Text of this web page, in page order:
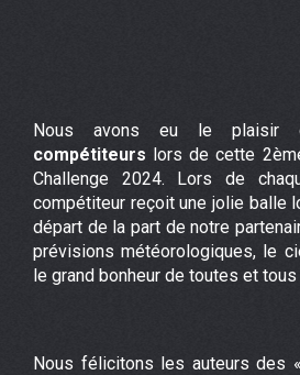
Nous avons eu le plaisir
compétiteurs lors de cette
Challenge 2024. Lors de
compétiteur reçoit une jolie balle
départ de la part de notre
prévisions météorologiques, le
le grand bonheur de toutes et tous
Nous félicitons les auteurs des